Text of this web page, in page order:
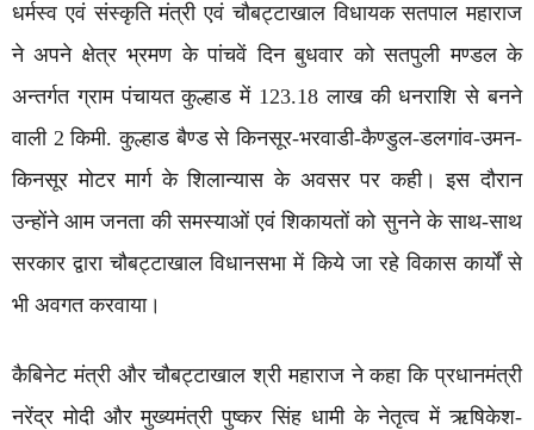
धर्मस्व एवं संस्कृति मंत्री एवं चौबट्टाखाल विधायक सतपाल महाराज
ने अपने क्षेत्र भ्रमण के पांचवें दिन बुधवार को सतपुली मण्डल के
अन्तर्गत ग्राम पंचायत कुल्हाड में 123.18 लाख की धनराशि से बनने
वाली 2 किमी. कुल्हाड बैण्ड से किनसूर-भरवाडी-कैण्डुल-डलगांव-उमन-
किनसूर मोटर मार्ग के शिलान्यास के अवसर पर कही। इस दौरान
उन्होंने आम जनता की समस्याओं एवं शिकायतों को सुनने के साथ-साथ
सरकार द्वारा चौबट्टाखाल विधानसभा में किये जा रहे विकास कार्यों से
भी अवगत करवाया।
कैबिनेट मंत्री और चौबट्टाखाल श्री महाराज ने कहा कि प्रधानमंत्री
नरेंद्र मोदी और मुख्यमंत्री पुष्कर सिंह धामी के नेतृत्व में ऋषिकेश-